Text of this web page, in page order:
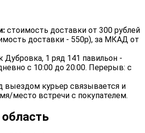
стоимость доставки от 300 рублей
доставки - 550р), за МКАД от
Дубровка, 1 ряд 141 павильон -
с 10:00 до 20:00. Перерыв: с
выездом курьер связывается и
место встречи с покупателем.